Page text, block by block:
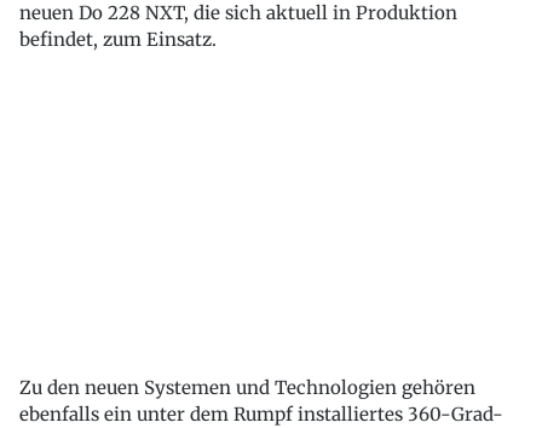
neuen Do 228 NXT, die sich aktuell in Produktion
befindet, zum Einsatz.
Zu den neuen Systemen und Technologien gehören
ebenfalls ein unter dem Rumpf installiertes 360-Grad-